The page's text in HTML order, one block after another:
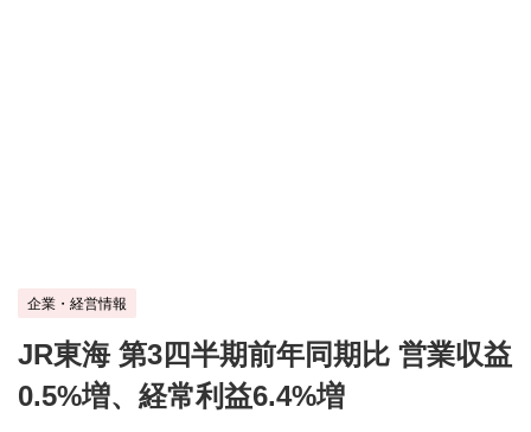
企業・経営情報
JR東海 第3四半期前年同期比 営業収益
0.5%増、経常利益6.4%増